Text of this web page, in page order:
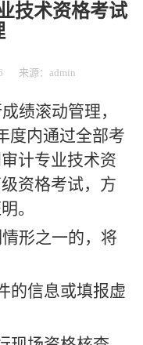
技术资格考试
来源：admin
绩滚动管理，
度内通过全部考
计专业技术资
资格考试，方
。
形之一的，将
的信息或填报虚